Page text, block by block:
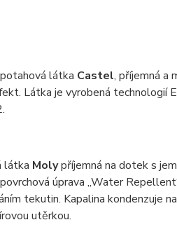
látka Castel, příjemná a
Látka je vyrobená technologií
látka Molypříjemná na dotek s
úprava „Water
tekutin. Kapalina kondenzuje
utěrkou.